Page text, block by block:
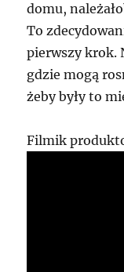
domu,
To
pierwszy krok.
gdzie mogą
żeby były to
Filmik